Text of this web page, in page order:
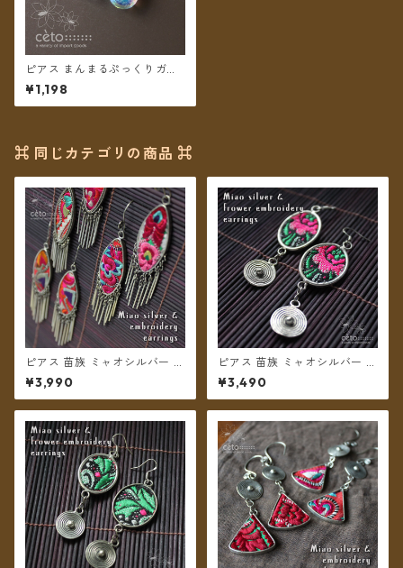
ピアス まんまるぷっくりガラ
ス球【メール便送料無料】
¥1,198
⌘ 同じカテゴリの商品 ⌘
ピアス 苗族 ミャオシルバー 刺
繍古布 舟形 【メール便送料無
料】
¥3,990
ピアス 苗族 ミャオシルバー 刺
繍布 楕円型 ピンク系 【メール
便送料無料】
¥3,490